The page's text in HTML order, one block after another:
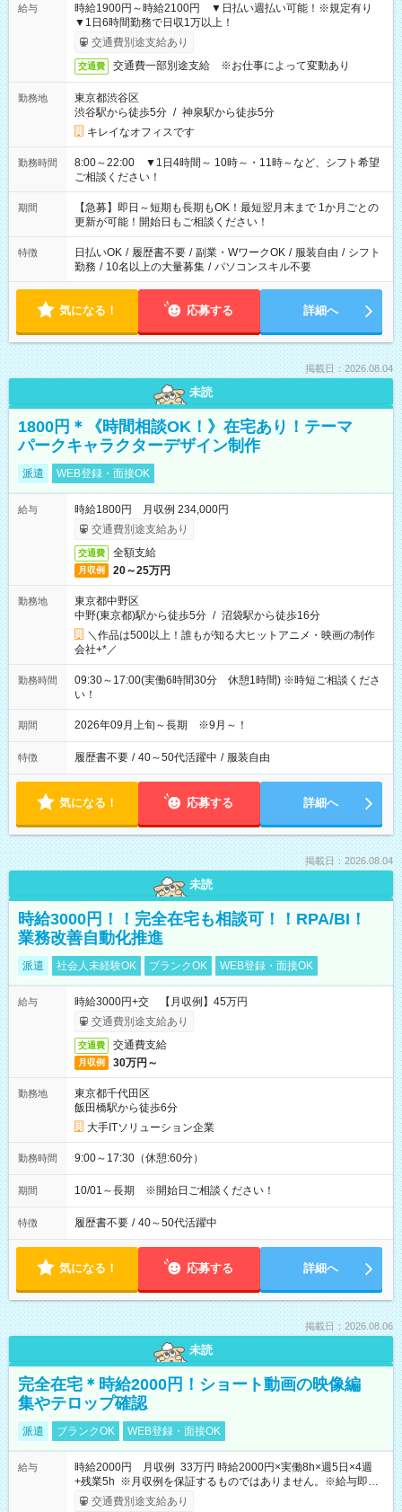
給与
時給1900円～時給2100円 ▼日払い週払い可能！※規定有り
▼1日6時間勤務で日収1万以上！
交通費別途支給あり
交通費 交通費一部別途支給 ※お仕事によって変動あり
勤務地
東京都渋谷区
渋谷駅から徒歩5分 / 神泉駅から徒歩5分
キレイなオフィスです
勤務時間
8:00～22:00 ▼1日4時間～ 10時～・11時～など、シフト希望
ご相談ください！
期間
【急募】即日～短期も長期もOK！最短翌月末まで 1か月ごとの
更新が可能！開始日もご相談ください！
特徴 日払いOK / 履歴書不要 / 副業・WワークOK / 服装自由 / シフト
勤務 / 10名以上の大量募集 / パソコンスキル不要
気になる！ 応募する 詳細へ
掲載日：2026.08.04
未読
1800円＊《時間相談OK！》在宅あり！テーマ
パークキャラクターデザイン制作
派遣 WEB登録・面接OK
給与
時給1800円 月収例 234,000円
交通費別途支給あり
交通費 全額支給
月収例 20～25万円
勤務地
東京都中野区
中野(東京都)駅から徒歩5分 / 沼袋駅から徒歩16分
＼作品は500以上！誰もが知る大ヒットアニメ・映画の制作
会社+*／
勤務時間
09:30～17:00(実働6時間30分 休憩1時間) ※時短ご相談くださ
い！
期間 2026年09月上旬～長期 ※9月～！
特徴 履歴書不要 / 40～50代活躍中 / 服装自由
気になる！ 応募する 詳細へ
掲載日：2026.08.04
未読
時給3000円！！完全在宅も相談可！！RPA/BI！
業務改善自動化推進
派遣 社会人未経験OK ブランクOK WEB登録・面接OK
給与
時給3000円+交 【月収例】45万円
交通費別途支給あり
交通費 交通費支給
月収例 30万円～
勤務地
東京都千代田区
飯田橋駅から徒歩6分
大手ITソリューション企業
勤務時間 9:00～17:30（休憩:60分）
期間 10/01～長期 ※開始日ご相談ください！
特徴 履歴書不要 / 40～50代活躍中
気になる！ 応募する 詳細へ
掲載日：2026.08.06
未読
完全在宅＊時給2000円！ショート動画の映像編
集やテロップ確認
派遣 ブランクOK WEB登録・面接OK
給与
時給2000円 月収例 33万円 時給2000円×実働8h×週5日×4週
+残業5h ※月収例を保証するものではありません。※給与即受
取りサービス利用可（利用条件有）
交通費別途支給あり